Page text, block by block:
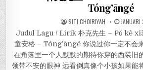
Tóng’āngé
SITI CHOIRIYAH
Judul Lagu / Lirik 朴克先生 – Pǔ kè
童安格 – Tóng’āngé 你说过你一定不会
在角落里一个人默默的期待你穿的西装旧
领带不安的眼神 远看倒真像个小孩如果能